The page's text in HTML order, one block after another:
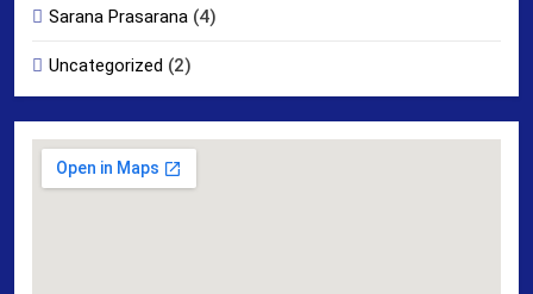
Sarana Prasarana (4)
Uncategorized (2)